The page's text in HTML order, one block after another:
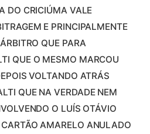
DO CRICIÚMA VALE
E PRINCIPALMENTE
QUE PARA
QUE O MESMO MARCOU
VOLTANDO ATRÁS
QUE NA VERDADE NEM
O LUÍS OTÁVIO
AMARELO ANULADO